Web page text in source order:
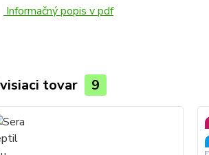
Informačný popis v pdf
tovar 9